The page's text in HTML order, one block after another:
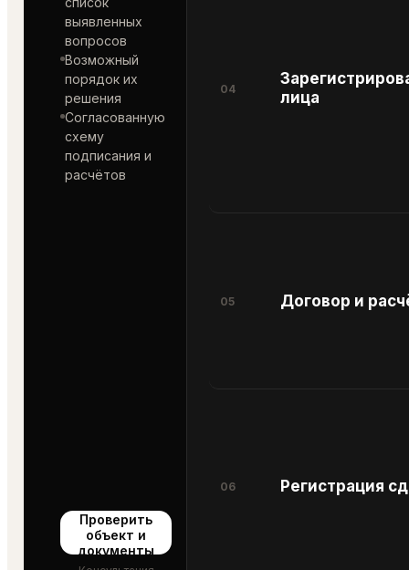
выявленных
вопросов
Возможный
порядок их
решения
Согласованную
схему
подписания и
расчётов
Проверить
объект и
документы
04
лица
05 Договор и
06 Регистрация